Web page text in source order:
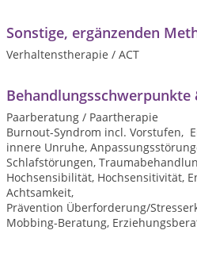
Sonstige, ergänzenden
Verhaltenstherapie / ACT
Behandlungsschwerpunkte
Paarberatung / Paartherapie
Burnout-Syndrom incl. Vorstufen,
innere Unruhe,
Schlafstörungen,
Hochsensibilität, Hochsensitivität,
Achtsamkeit,
Prävention Überforderung/
Mobbing-Beratung,